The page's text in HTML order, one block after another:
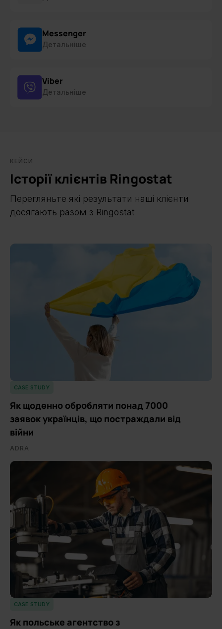
Messenger
Детальніше
Viber
Детальніше
КЕЙСИ
Історії клієнтів Ringostat
Перегляньте які результати наші клієнти
досягають разом з Ringostat
CASE STUDY
Як щоденно обробляти понад 7000
заявок українців, що постраждали від
війни
ADRA
CASE STUDY
Як польське агентство з